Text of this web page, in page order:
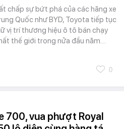
chấp sự bứt phá của các hãng xe
Quốc như BYD, Toyota tiếp tục
vị trí thương hiệu ô tô bán chạy
thế giới trong nửa đầu năm…
0
700, vua phượt Royal